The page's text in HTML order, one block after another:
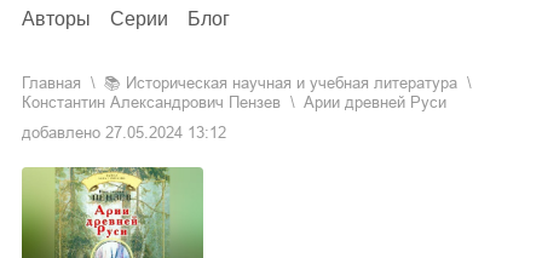
Авторы
Серии Блог
Главная 📚
историческая научная и учебная литература
Константин Александрович Пензев
Арии древней Руси
добавлено 27.05.2024 13:12